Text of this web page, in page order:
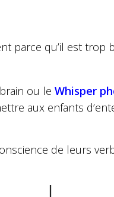
parce qu’il est trop
ou le Whisper
aux enfants
de leurs